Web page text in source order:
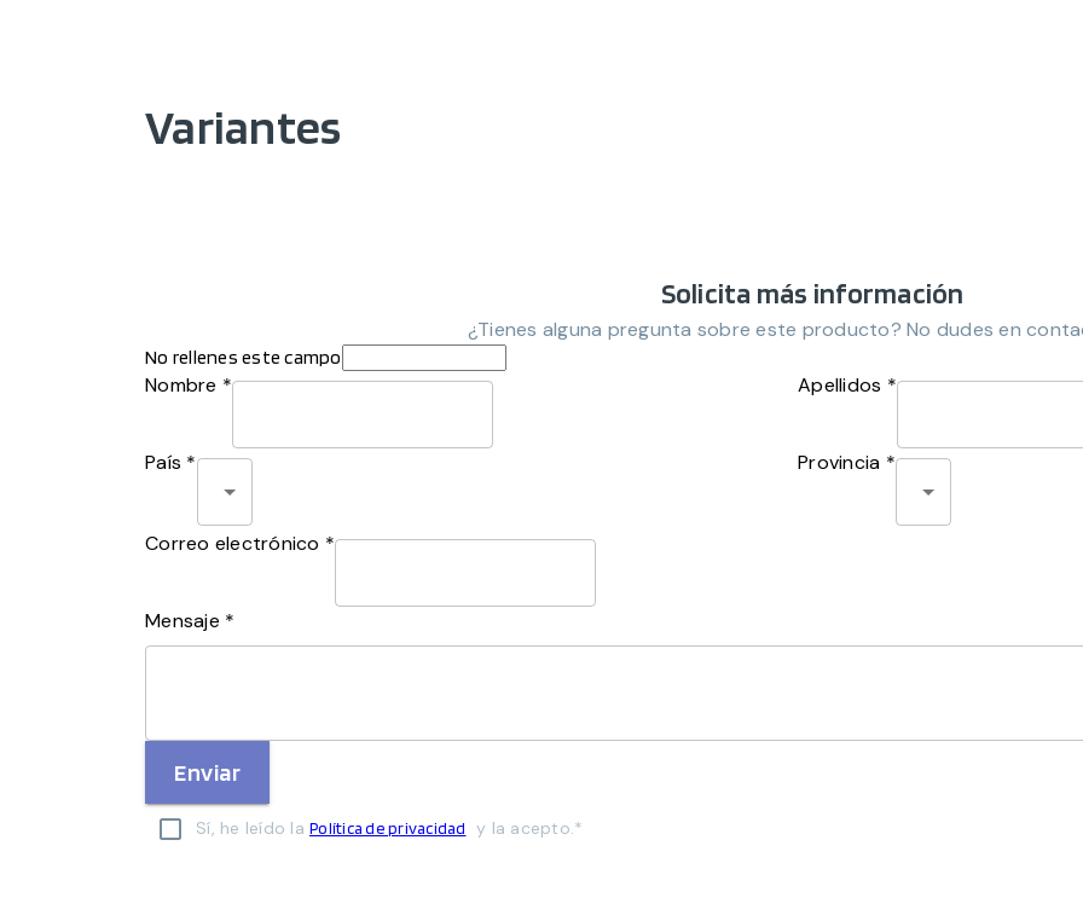
Variantes
Solicita más información
¿Tienes alguna pregunta sobre este producto? No dudes en
No rellenes este campo
Nombre * Apellidos *
País * Provincia *
Correo electrónico *
Mensaje *
Enviar
Sí, he leído la Política de privacidad y la acepto.*